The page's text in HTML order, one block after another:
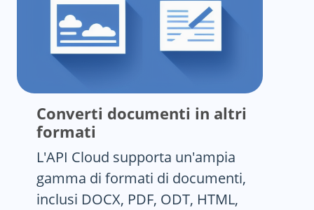
Converti documenti in altri
formati
L'API Cloud supporta un'ampia
gamma di formati di documenti,
inclusi DOCX, PDF, ODT, HTML,